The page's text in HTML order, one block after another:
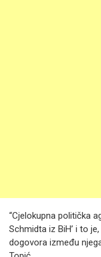
“Cjelokupna politička
Schmidta iz BiH’ i to
dogovora između